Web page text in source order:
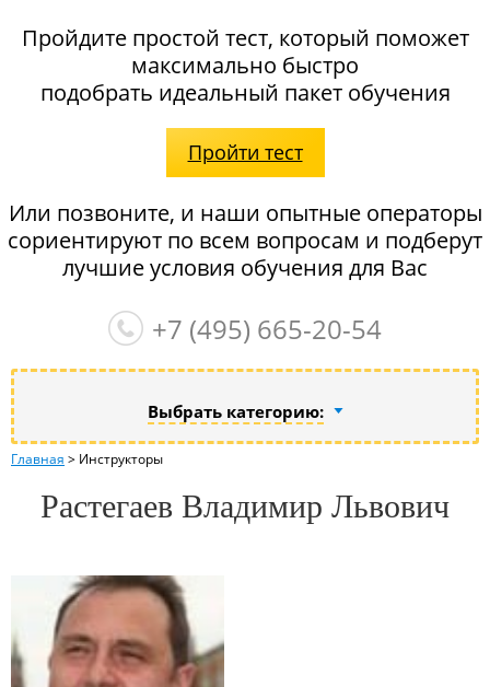
Пройдите простой тест, который поможет
максимально быстро
подобрать идеальный пакет обучения
Пройти тест
Или позвоните, и наши опытные операторы
сориентируют по всем вопросам и подберут
лучшие условия обучения для Вас
+7 (495) 665-20-54
Выбрать категорию:
Главная > Инструкторы
Растегаев Владимир Львович